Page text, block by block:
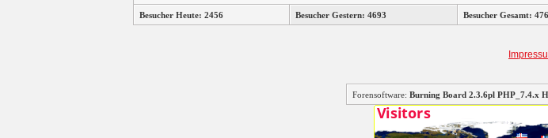
Besucher Heute: 2456 Besucher Gestern: 4693 Besucher Gesamt:
Forensoftware: Burning Board 2.3.6pl PHP_7.4.x